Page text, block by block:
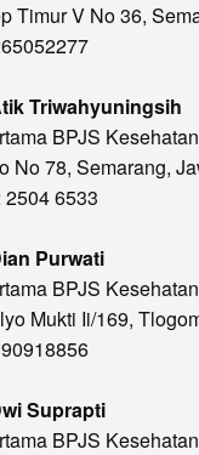
Timur V No 36,
Triwahyuningsih
BPJS
No 78, Semarang,
2504 6533
Purwati
BPJS
Mukti Ii/169,
Suprapti
BPJS